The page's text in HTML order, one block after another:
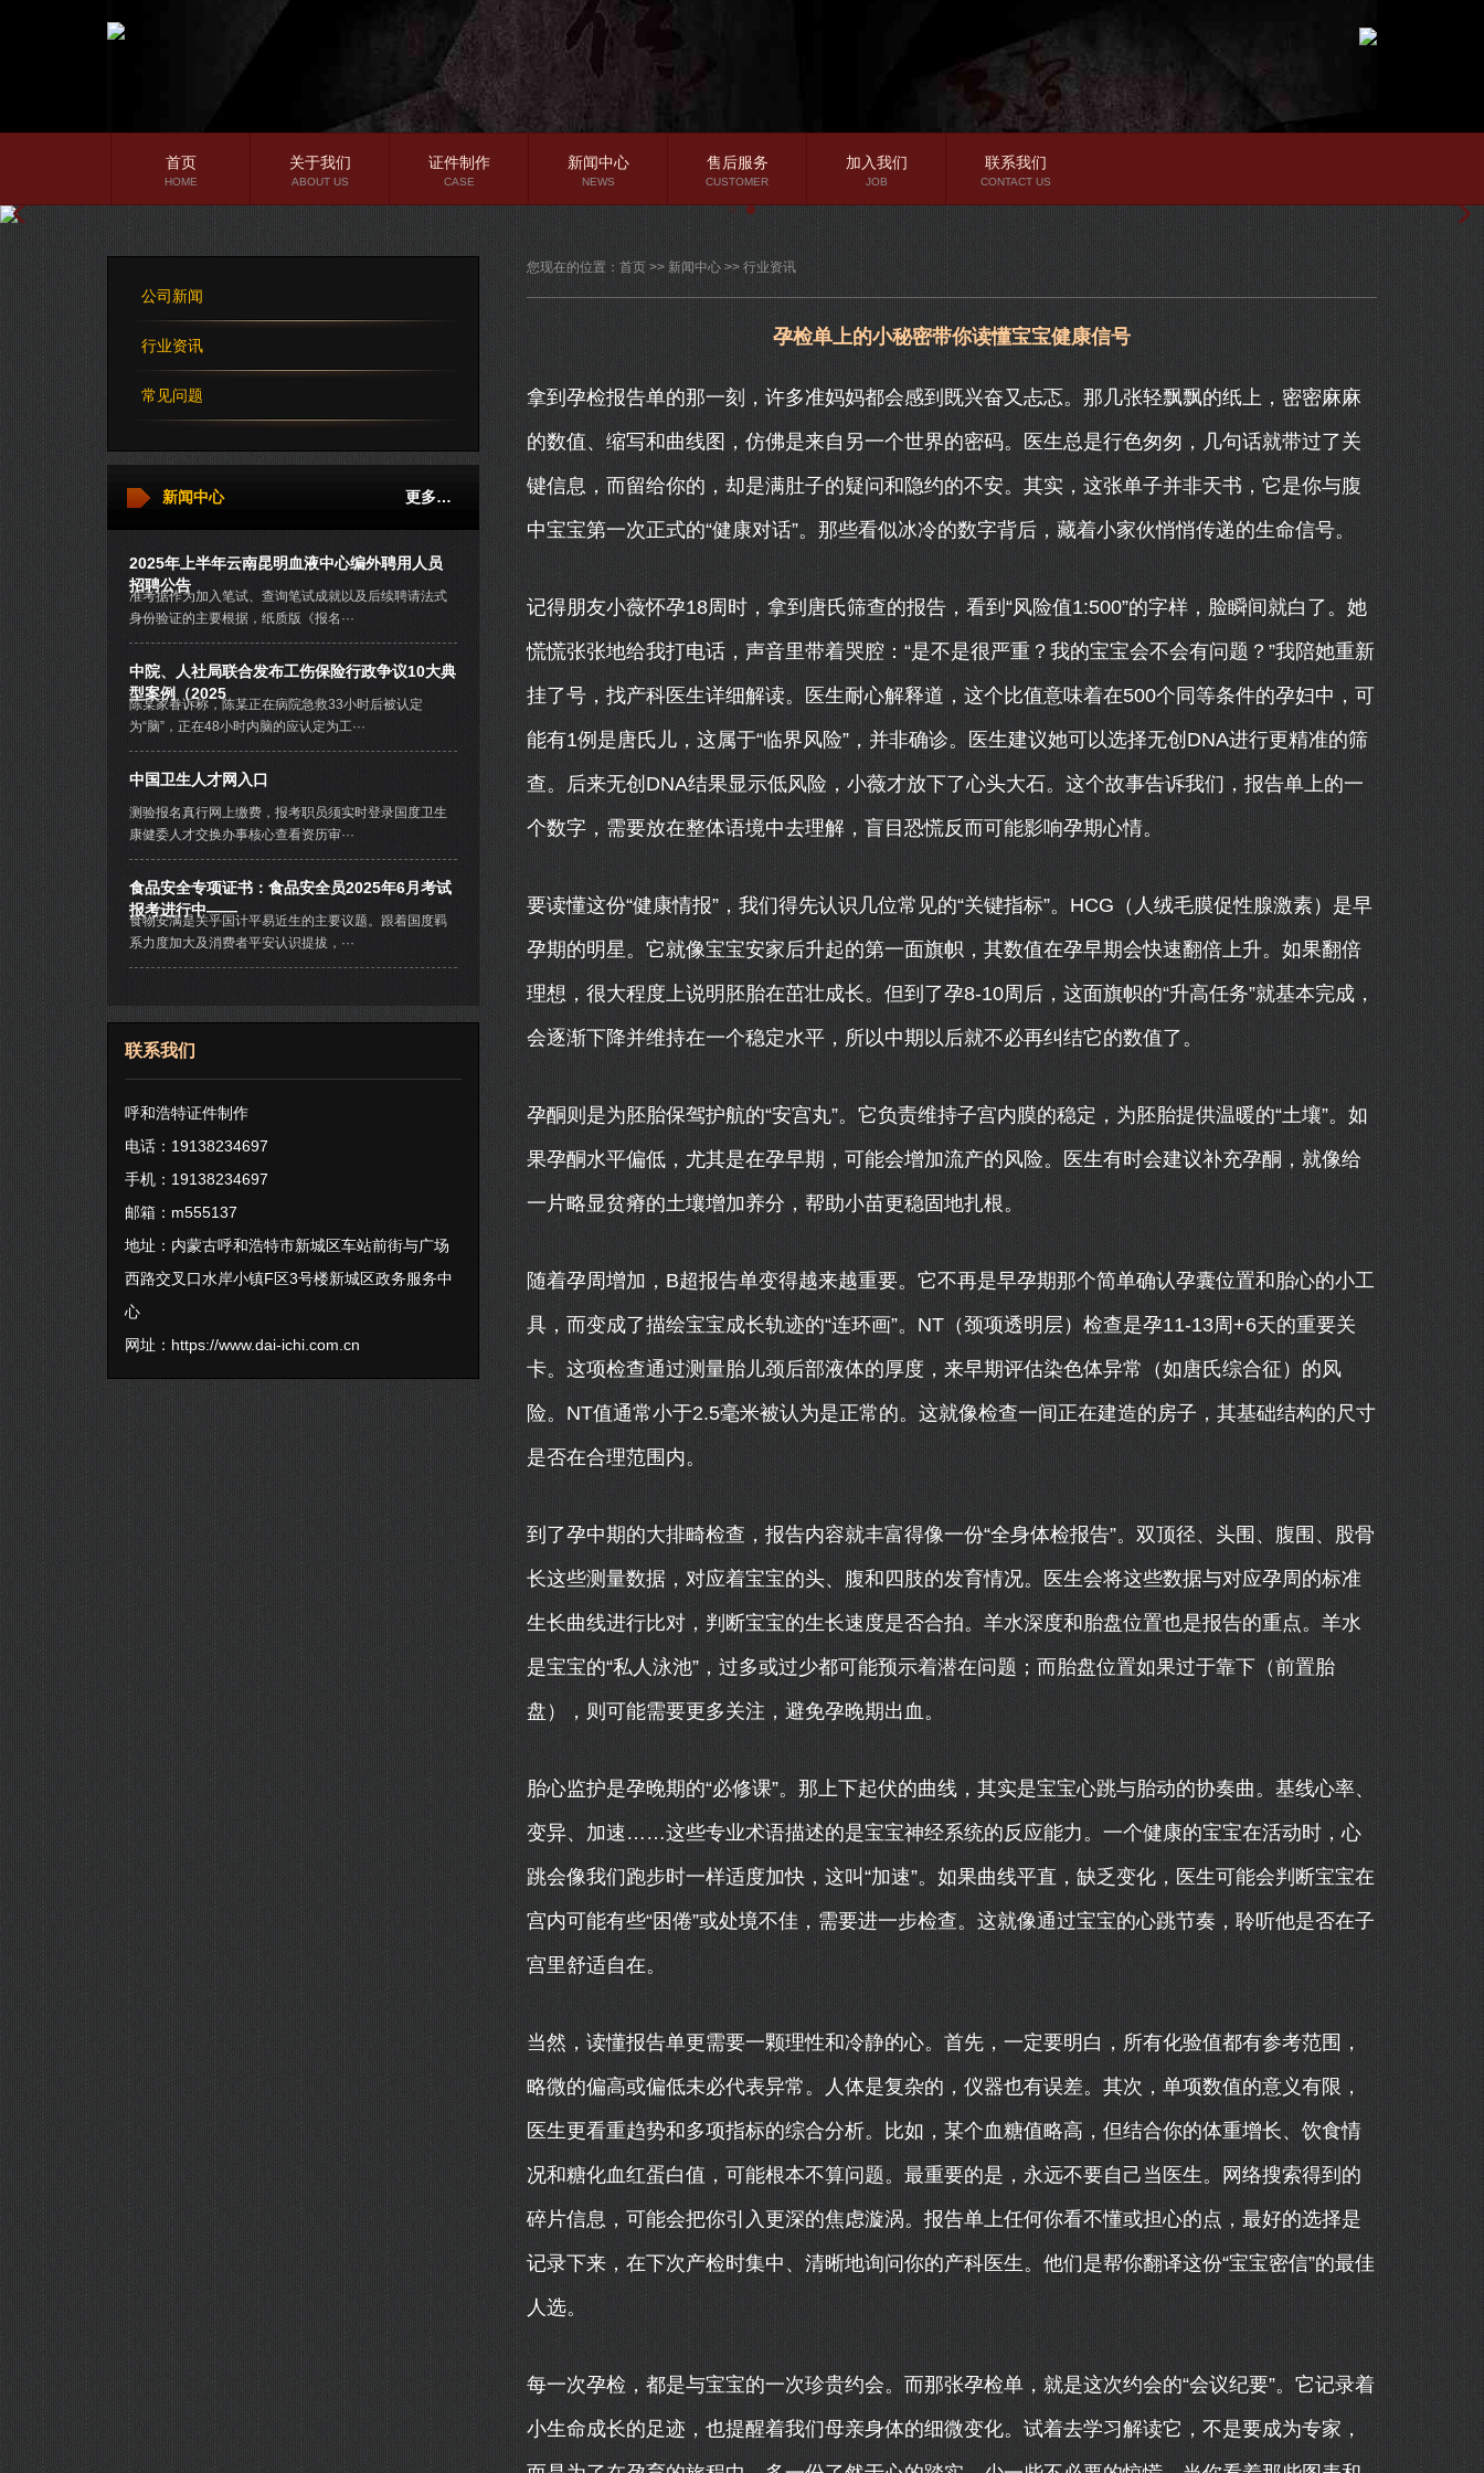
行业资讯
常见问题
首页
HOME
关于我们
ABOUT US
证件制作
CASE
新闻中心
NEWS
售后服务
CUSTOMER
加入我们
JOB
联系我们
CONTACT US
公司新闻
行业资讯
常见问题
更多…
新闻中心
2025年上半年云南昆明血液中心编外聘用人员
招聘公告
准考据作为加入笔试、查询笔试成就以及后续聘请法式
身份验证的主要根据，纸质版《报名···
中院、人社局联合发布工伤保险行政争议10大典
型案例（2025
陈某家眷诉称，陈某正在病院急救33小时后被认定
为“脑”，正在48小时内脑的应认定为工···
中国卫生人才网入口
测验报名真行网上缴费，报考职员须实时登录国度卫生
康健委人才交换办事核心查看资历审···
食品安全专项证书：食品安全员2025年6月考试
报考进行中——
食物安满是关乎国计平易近生的主要议题。跟着国度羁
系力度加大及消费者平安认识提拔，···
联系我们
呼和浩特证件制作
电话：19138234697
手机：19138234697
邮箱：m555137
地址：内蒙古呼和浩特市新城区车站前街与广场
西路交叉口水岸小镇F区3号楼新城区政务服务中
心
网址： https://www.dai-ichi.com.cn
您现在的位置： 首页 >> 新闻中心 >> 行业资讯
孕检单上的小秘密带你读懂宝宝健康信号
拿到孕检报告单的那一刻，许多准妈妈都会感到既兴奋又忐忑。那几张轻飘飘的纸上，密密麻麻
的数值、缩写和曲线图，仿佛是来自另一个世界的密码。医生总是行色匆匆，几句话就带过了关
键信息，而留给你的，却是满肚子的疑问和隐约的不安。其实，这张单子并非天书，它是你与腹
中宝宝第一次正式的“健康对话”。那些看似冰冷的数字背后，藏着小家伙悄悄传递的生命信号。
记得朋友小薇怀孕18周时，拿到唐氏筛查的报告，看到“风险值1:500”的字样，脸瞬间就白了。她
慌慌张张地给我打电话，声音里带着哭腔：“是不是很严重？我的宝宝会不会有问题？”我陪她重新
挂了号，找产科医生详细解读。医生耐心解释道，这个比值意味着在500个同等条件的孕妇中，可
能有1例是唐氏儿，这属于“临界风险”，并非确诊。医生建议她可以选择无创DNA进行更精准的筛
查。后来无创DNA结果显示低风险，小薇才放下了心头大石。这个故事告诉我们，报告单上的一
个数字，需要放在整体语境中去理解，盲目恐慌反而可能影响孕期心情。
要读懂这份“健康情报”，我们得先认识几位常见的“关键指标”。HCG（人绒毛膜促性腺激素）是早
孕期的明星。它就像宝宝安家后升起的第一面旗帜，其数值在孕早期会快速翻倍上升。如果翻倍
理想，很大程度上说明胚胎在茁壮成长。但到了孕8-10周后，这面旗帜的“升高任务”就基本完成，
会逐渐下降并维持在一个稳定水平，所以中期以后就不必再纠结它的数值了。
孕酮则是为胚胎保驾护航的“安宫丸”。它负责维持子宫内膜的稳定，为胚胎提供温暖的“土壤”。如
果孕酮水平偏低，尤其是在孕早期，可能会增加流产的风险。医生有时会建议补充孕酮，就像给
一片略显贫瘠的土壤增加养分，帮助小苗更稳固地扎根。
随着孕周增加，B超报告单变得越来越重要。它不再是早孕期那个简单确认孕囊位置和胎心的小工
具，而变成了描绘宝宝成长轨迹的“连环画”。NT（颈项透明层）检查是孕11-13周+6天的重要关
卡。这项检查通过测量胎儿颈后部液体的厚度，来早期评估染色体异常（如唐氏综合征）的风
险。NT值通常小于2.5毫米被认为是正常的。这就像检查一间正在建造的房子，其基础结构的尺寸
是否在合理范围内。
到了孕中期的大排畸检查，报告内容就丰富得像一份“全身体检报告”。双顶径、头围、腹围、股骨
长这些测量数据，对应着宝宝的头、腹和四肢的发育情况。医生会将这些数据与对应孕周的标准
生长曲线进行比对，判断宝宝的生长速度是否合拍。羊水深度和胎盘位置也是报告的重点。羊水
是宝宝的“私人泳池”，过多或过少都可能预示着潜在问题；而胎盘位置如果过于靠下（前置胎
盘），则可能需要更多关注，避免孕晚期出血。
胎心监护是孕晚期的“必修课”。那上下起伏的曲线，其实是宝宝心跳与胎动的协奏曲。基线心率、
变异、加速……这些专业术语描述的是宝宝神经系统的反应能力。一个健康的宝宝在活动时，心
跳会像我们跑步时一样适度加快，这叫“加速”。如果曲线平直，缺乏变化，医生可能会判断宝宝在
宫内可能有些“困倦”或处境不佳，需要进一步检查。这就像通过宝宝的心跳节奏，聆听他是否在子
宫里舒适自在。
当然，读懂报告单更需要一颗理性和冷静的心。首先，一定要明白，所有化验值都有参考范围，
略微的偏高或偏低未必代表异常。人体是复杂的，仪器也有误差。其次，单项数值的意义有限，
医生更看重趋势和多项指标的综合分析。比如，某个血糖值略高，但结合你的体重增长、饮食情
况和糖化血红蛋白值，可能根本不算问题。最重要的是，永远不要自己当医生。网络搜索得到的
碎片信息，可能会把你引入更深的焦虑漩涡。报告单上任何你看不懂或担心的点，最好的选择是
记录下来，在下次产检时集中、清晰地询问你的产科医生。他们是帮你翻译这份“宝宝密信”的最佳
人选。
每一次孕检，都是与宝宝的一次珍贵约会。而那张孕检单，就是这次约会的“会议纪要”。它记录着
小生命成长的足迹，也提醒着我们母亲身体的细微变化。试着去学习解读它，不是要成为专家，